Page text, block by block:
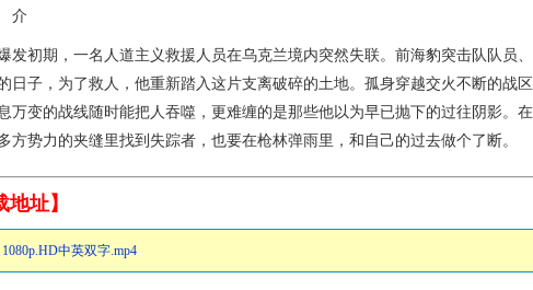
发初期，一名人道主义救援人员在乌克兰境内突然失联。前海豹突击队队员
日子，为了救人，他重新踏入这片支离破碎的土地。孤身穿越交火不断的战
万变的战线随时能把人吞噬，更难缠的是那些他以为早已抛下的过往阴影。
方势力的夹缝里找到失踪者，也要在枪林弹雨里，和自己的过去做个了断。
地址】
1080p.HD中英双字.mp4